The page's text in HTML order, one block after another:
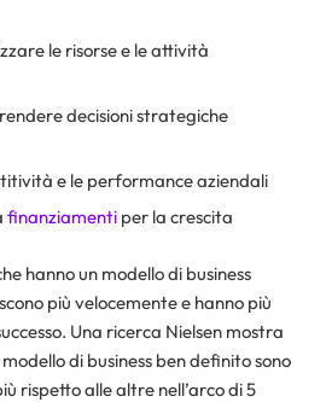
le risorse e le attività
decisioni strategiche
e le performance aziendali
finanziamentiper la crescita
hanno un modello di business
più velocemente e hanno più
Una ricerca Nielsen mostra
di business ben definito sono
rispetto alle altre nell’arco di 5